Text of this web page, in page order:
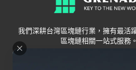
我們深耕台灣區塊鏈行業，擁有最活
區塊鏈相關一站式服務。